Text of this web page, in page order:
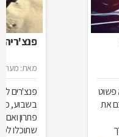
פשוט
את
מאת:
פנצ'רים
בשבוע,
פתרון
שתוכלו